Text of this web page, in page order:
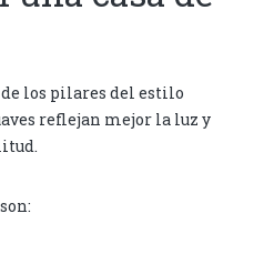
los pilares del estilo
reflejan mejor la luz y